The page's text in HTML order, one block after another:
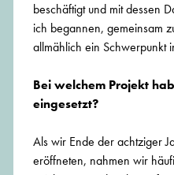
beschäftigt und mit dessen
ich begannen, gemeinsam
allmählich ein Schwerpunkt
Bei welchem Projekt
eingesetzt?
Als wir Ende der achtziger
eröffneten, nahmen wir